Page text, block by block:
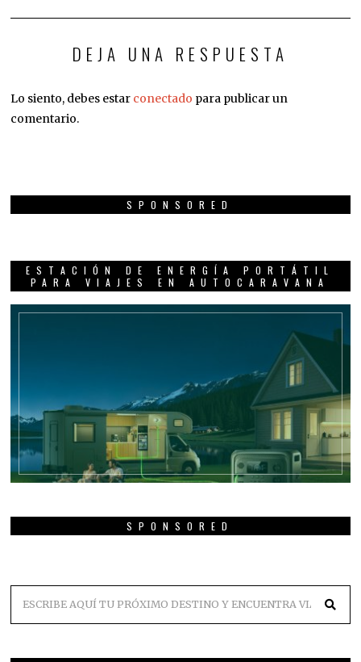
DEJA UNA RESPUESTA
Lo siento, debes estar conectado para publicar un
comentario.
SPONSORED
ESTACIÓN DE ENERGÍA PORTÁTIL
PARA VIAJES EN AUTOCARAVANA
SPONSORED